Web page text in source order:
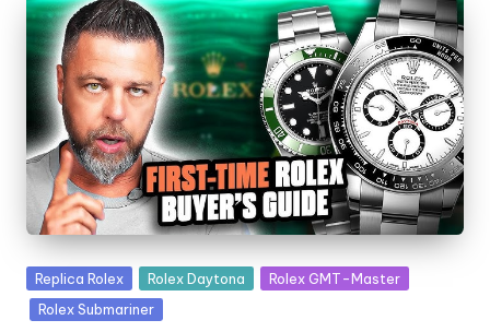
Posted
in
Replica Rolex Rolex Daytona
Rolex GMT-Master
Rolex Submariner